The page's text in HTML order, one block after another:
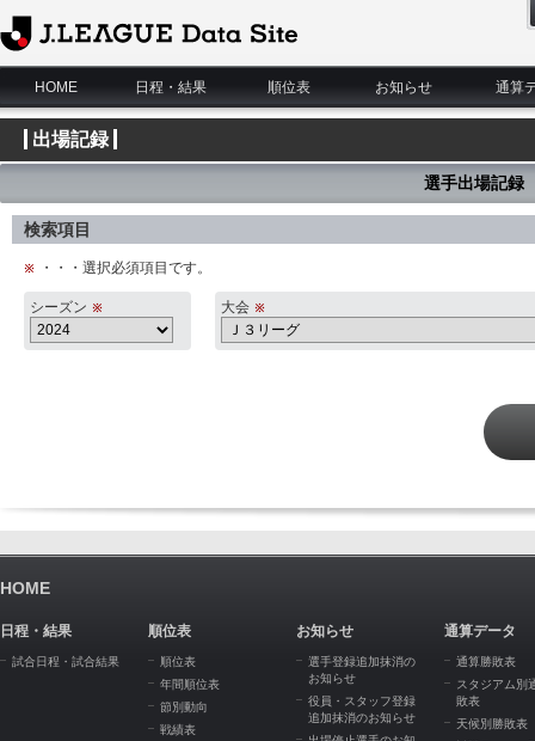
J.League Data Site
HOME
日程・結果 順位表 お知らせ 通算
出場記録
選手出場記録
検索項目
・・・選択必須項目です。
シーズン 大会
HOME
日程・結果
試合日程・試合結果
順位表
順位表
年間順位表
節別動向
戦績表
お知らせ
選手登録追加抹消の
お知らせ
役員・スタッフ登録
追加抹消のお知らせ
通算データ
通算勝敗表
スタジアム別
敗表
天候別勝敗表